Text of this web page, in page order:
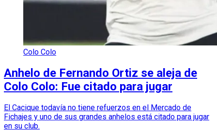
Colo Colo
Anhelo de Fernando Ortiz se aleja de
Colo Colo: Fue citado para jugar
El Cacique todavía no tiene refuerzos en el Mercado de
Fichajes y uno de sus grandes anhelos está citado para jugar
en su club.